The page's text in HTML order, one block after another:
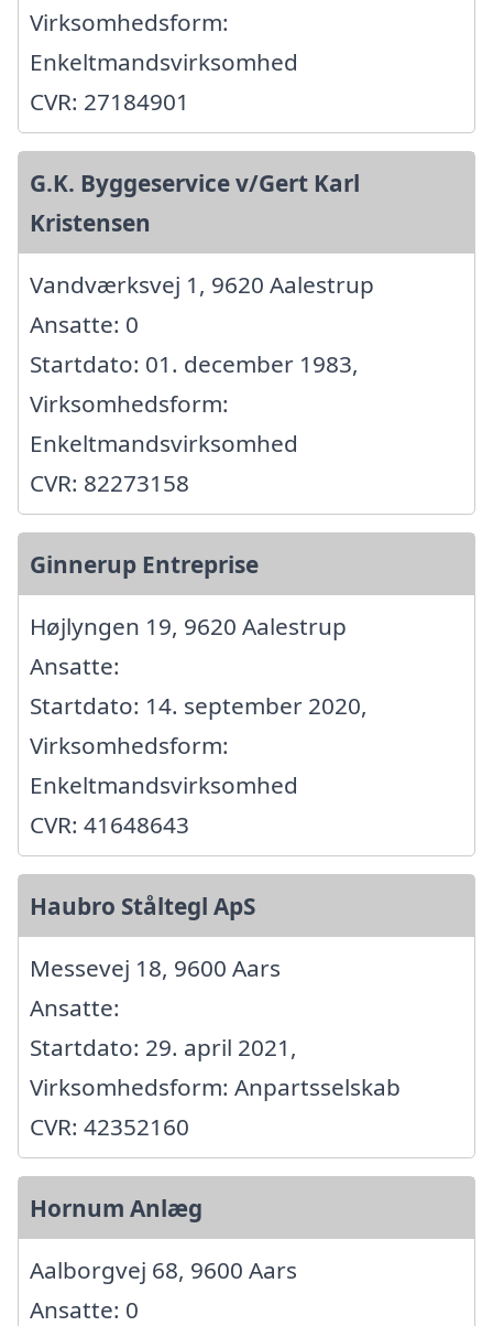
Virksomhedsform:
Enkeltmandsvirksomhed
CVR: 27184901
G.K. Byggeservice v/Gert Karl
Kristensen
Vandværksvej 1, 9620 Aalestrup
Ansatte: 0
Startdato: 01. december 1983,
Virksomhedsform:
Enkeltmandsvirksomhed
CVR: 82273158
Ginnerup Entreprise
Højlyngen 19, 9620 Aalestrup
Ansatte:
Startdato: 14. september 2020,
Virksomhedsform:
Enkeltmandsvirksomhed
CVR: 41648643
Haubro Ståltegl ApS
Messevej 18, 9600 Aars
Ansatte:
Startdato: 29. april 2021,
Virksomhedsform: Anpartsselskab
CVR: 42352160
Hornum Anlæg
Aalborgvej 68, 9600 Aars
Ansatte: 0